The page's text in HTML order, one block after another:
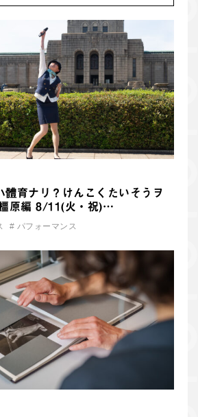
體育ナリ？けんこくたいそうヲ
原編 8/11(火・祝)…
# パフォーマンス